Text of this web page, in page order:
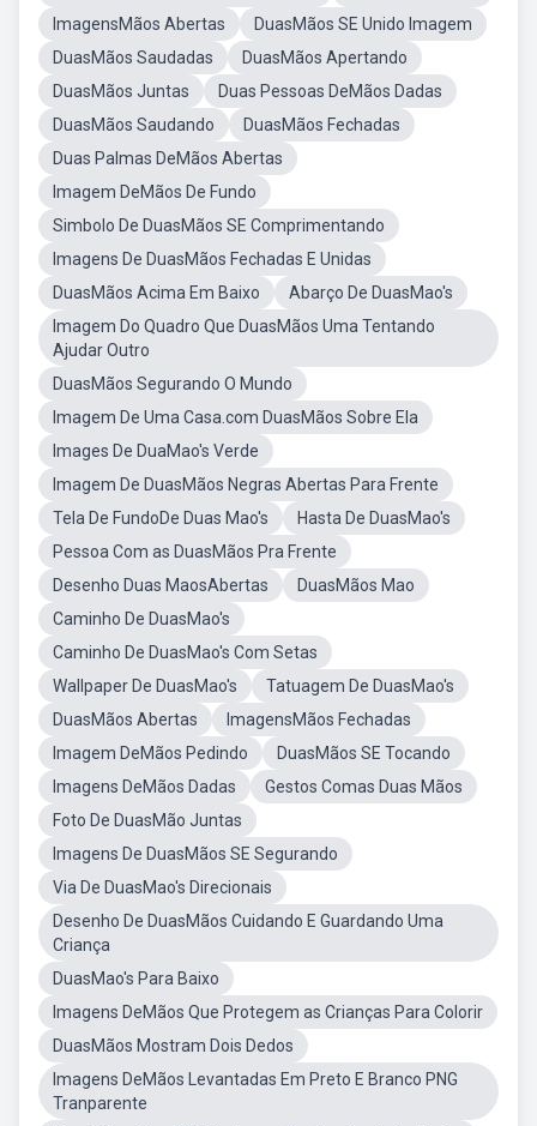
ImagensMãos Abertas
DuasMãos SE Unido Imagem
DuasMãos Saudadas
DuasMãos Apertando
DuasMãos Juntas
Duas Pessoas DeMãos Dadas
DuasMãos Saudando
DuasMãos Fechadas
Duas Palmas DeMãos Abertas
Imagem DeMãos De Fundo
Simbolo De DuasMãos SE Comprimentando
Imagens De DuasMãos Fechadas E Unidas
DuasMãos Acima Em Baixo
Abarço De DuasMao's
Imagem Do Quadro Que DuasMãos Uma Tentando
Ajudar Outro
DuasMãos Segurando O Mundo
Imagem De Uma Casa.com DuasMãos Sobre Ela
Images De DuaMao's Verde
Imagem De DuasMãos Negras Abertas Para Frente
Tela De FundoDe Duas Mao's
Hasta De DuasMao's
Pessoa Com as DuasMãos Pra Frente
Desenho Duas MaosAbertas
DuasMãos Mao
Caminho De DuasMao's
Caminho De DuasMao's Com Setas
Wallpaper De DuasMao's
Tatuagem De DuasMao's
DuasMãos Abertas
ImagensMãos Fechadas
Imagem DeMãos Pedindo
DuasMãos SE Tocando
Imagens DeMãos Dadas
Gestos Comas Duas Mãos
Foto De DuasMão Juntas
Imagens De DuasMãos SE Segurando
Via De DuasMao's Direcionais
Desenho De DuasMãos Cuidando E Guardando Uma
Criança
DuasMao's Para Baixo
Imagens DeMãos Que Protegem as Crianças Para Colorir
DuasMãos Mostram Dois Dedos
Imagens DeMãos Levantadas Em Preto E Branco PNG
Tranparente